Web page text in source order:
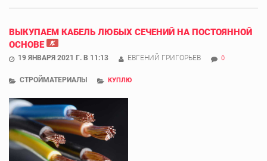
ВЫКУПАЕМ КАБЕЛЬ ЛЮБЫХ СЕЧЕНИЙ НА ПОСТОЯННОЙ
ОСНОВЕ
19 ЯНВАРЯ 2021 Г. В 11:13 ЕВГЕНИЙ ГРИГОРЬЕВ 0
СТРОЙМАТЕРИАЛЫ КУПЛЮ